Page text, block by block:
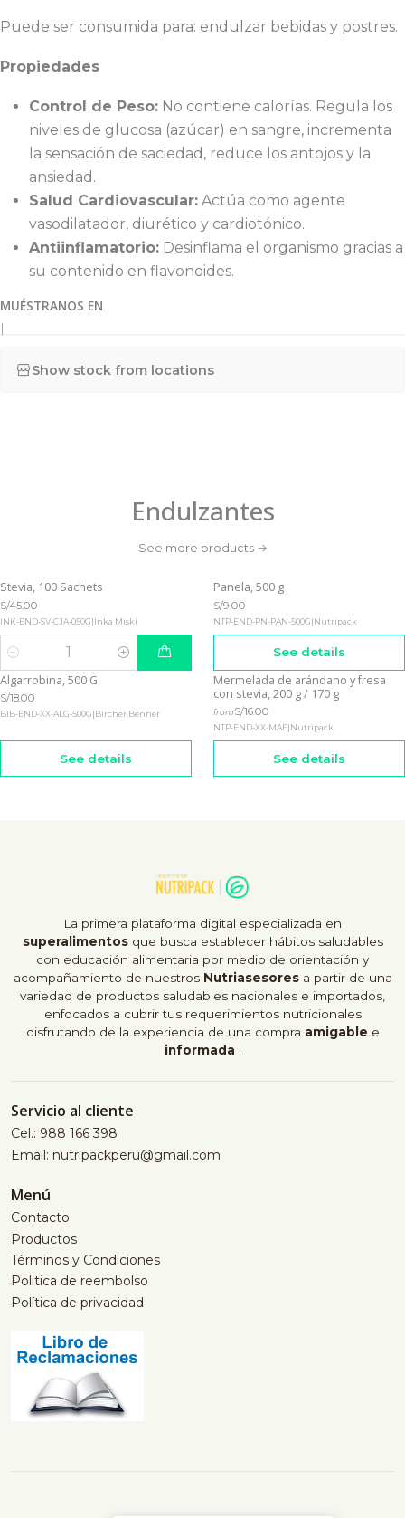
Puede ser consumida para: endulzar bebidas y postres.
Propiedades
Control de Peso: No contiene calorías. Regula los
niveles de glucosa (azúcar) en sangre, incrementa
la sensación de saciedad, reduce los antojos y la
ansiedad.
Salud Cardiovascular: Actúa como agente
vasodilatador, diurético y cardiotónico.
Antiinflamatorio: Desinflama el organismo gracias a
su contenido en flavonoides.
MUÉSTRANOS EN
|
Show stock from locations
Endulzantes
See more products
Stevia, 100 Sachets
S/45.00
INK-END-SV-CJA-050G|Inka Miski
Quantity
Out of stock
Panela, 500 g
S/9.00
NTP-END-PN-PAN-500G|Nutripack
See details
Out of stock
Algarrobina, 500 G
S/18.00
BIB-END-XX-ALG-500G|Bircher Benner
See details
Out of stock
Mermelada de arándano y fresa
con stevia, 200 g / 170 g
fromS/16.00
NTP-END-XX-MAF|Nutripack
See details
La primera plataforma digital especializada en
superalimentosque busca establecer hábitos saludables
con educación alimentaria por medio de orientación y
acompañamiento de nuestros Nutriasesores a partir de una
variedad de productos saludables nacionales e importados,
enfocados a cubrir tus requerimientos nutricionales
disfrutando de la experiencia de una compra amigable e
informada
Servicio al cliente
Cel.: 988 166 398
Email: nutripackperu@gmail.com
Menú
Contacto
Productos
Términos y Condiciones
Politica de reembolso
Política de privacidad